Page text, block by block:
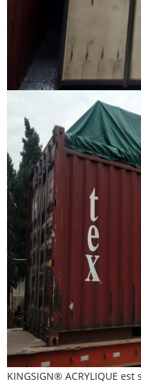
KINGSIGN® ACRYLIQUE est